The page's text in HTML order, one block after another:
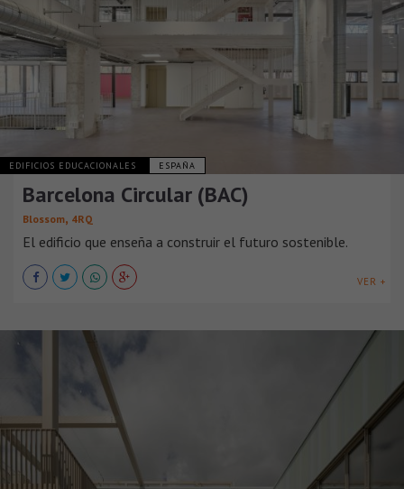
EDIFICIOS EDUCACIONALES ESPAÑA
Barcelona Circular (BAC)
Blossom, 4RQ
El edificio que enseña a construir el futuro sostenible.
VER +